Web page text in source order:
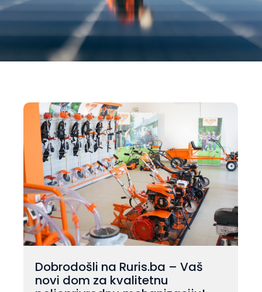
Dobrodošli na Ruris.ba – Vaš
novi dom za kvalitetnu